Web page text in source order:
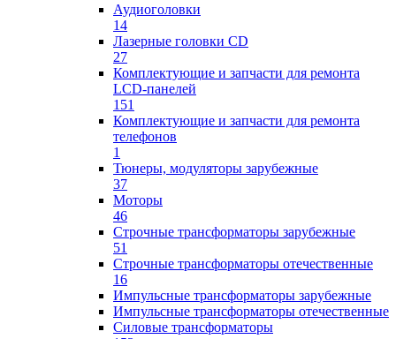
Аудиоголовки
14
Лазерные головки CD
27
Комплектующие и запчасти для ремонта
LCD-панелей
151
Комплектующие и запчасти для ремонта
телефонов
1
Тюнеры, модуляторы зарубежные
37
Моторы
46
Строчные трансформаторы зарубежные
51
Строчные трансформаторы отечественные
16
Импульсные трансформаторы зарубежные
Импульсные трансформаторы отечественные
Силовые трансформаторы